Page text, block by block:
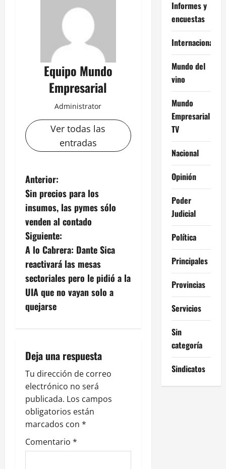
Equipo Mundo
Empresarial
Administrator
Ver todas las
entradas
N
a
v
e
g
a
c
ó
n
d
e
e
n
Anterior:
Sin precios para los
insumos, las pymes sólo
venden al contado
Siguiente:
A lo Cabrera: Dante Sica
reactivará las mesas
sectoriales pero le pidió a la
UIA que no vayan solo a
quejarse
Deja una respuesta
Tu dirección de correo
electrónico no será
publicada. Los campos
obligatorios están
marcados con *
Comentario *
Informes y
encuestas
Internacional
Mundo del
vino
Mundo
Empresarial
TV
Nacional
Opinión
Poder
Judicial
Política
Principales
Provincias
Servicios
Sin
categoría
Sindicatos